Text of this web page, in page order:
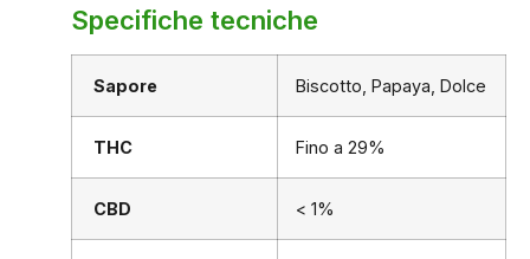
Specifiche tecniche
Sapore Biscotto, Papaya, Dolce
THC Fino a 29%
CBD < 1%